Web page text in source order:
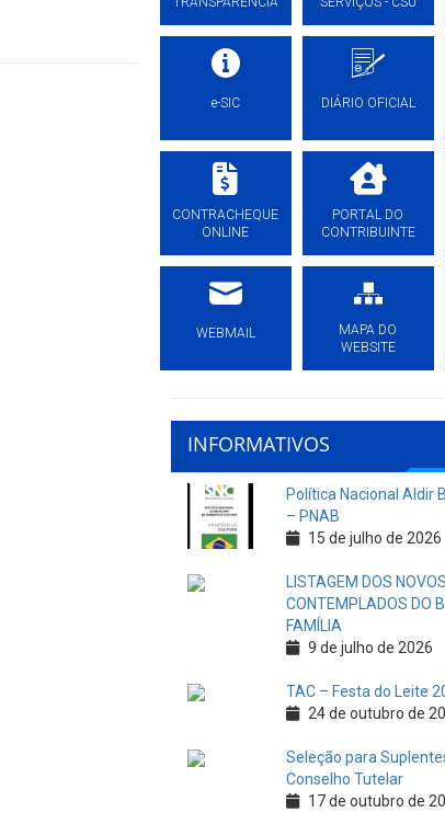
e-SIC DIÁRIO OFICIAL
CONTRACHEQUE
ONLINE
PORTAL DO
CONTRIBUINTE
WEBMAIL
MAPA DO
WEBSITE
INFORMATIVOS
Política Nacional Aldir
– PNAB
15 de julho de 2026
LISTAGEM DOS NOVOS
CONTEMPLADOS DO
FAMÍLIA
9 de julho de 2026
TAC – Festa do Leite
24 de outubro de
Seleção para
Conselho Tutelar
17 de outubro de